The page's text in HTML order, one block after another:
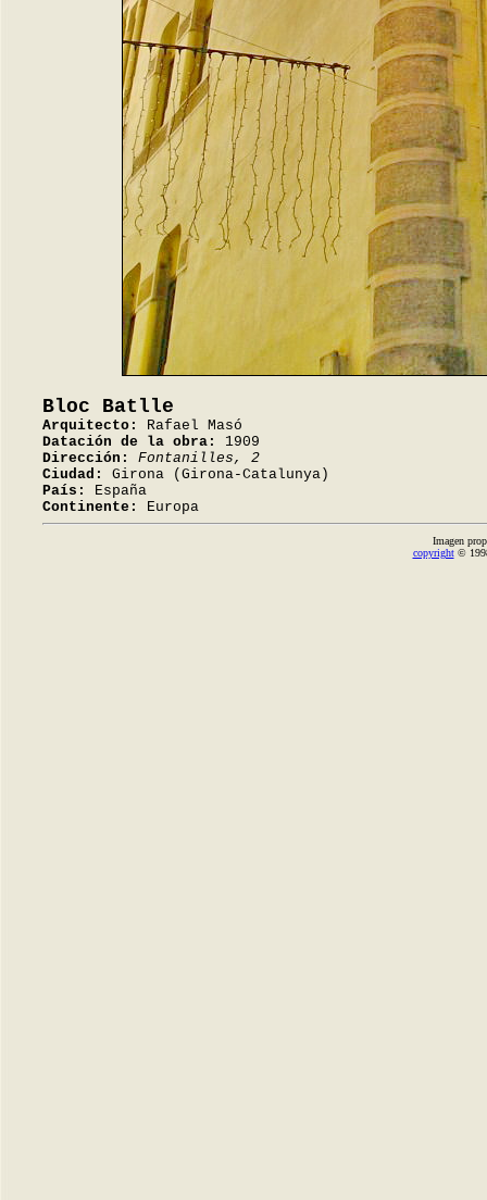
Bloc Batlle
Arquitecto:
Rafael Masó
Datación de la obra:
1909
Dirección:
Fontanilles, 2
Ciudad:
Girona (Girona-Catalunya)
País:
España
Continente:
Europa
Imagen
copyright©